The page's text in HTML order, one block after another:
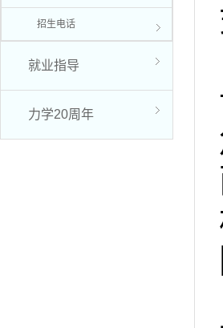
招生电话
就业指导
力学20周年